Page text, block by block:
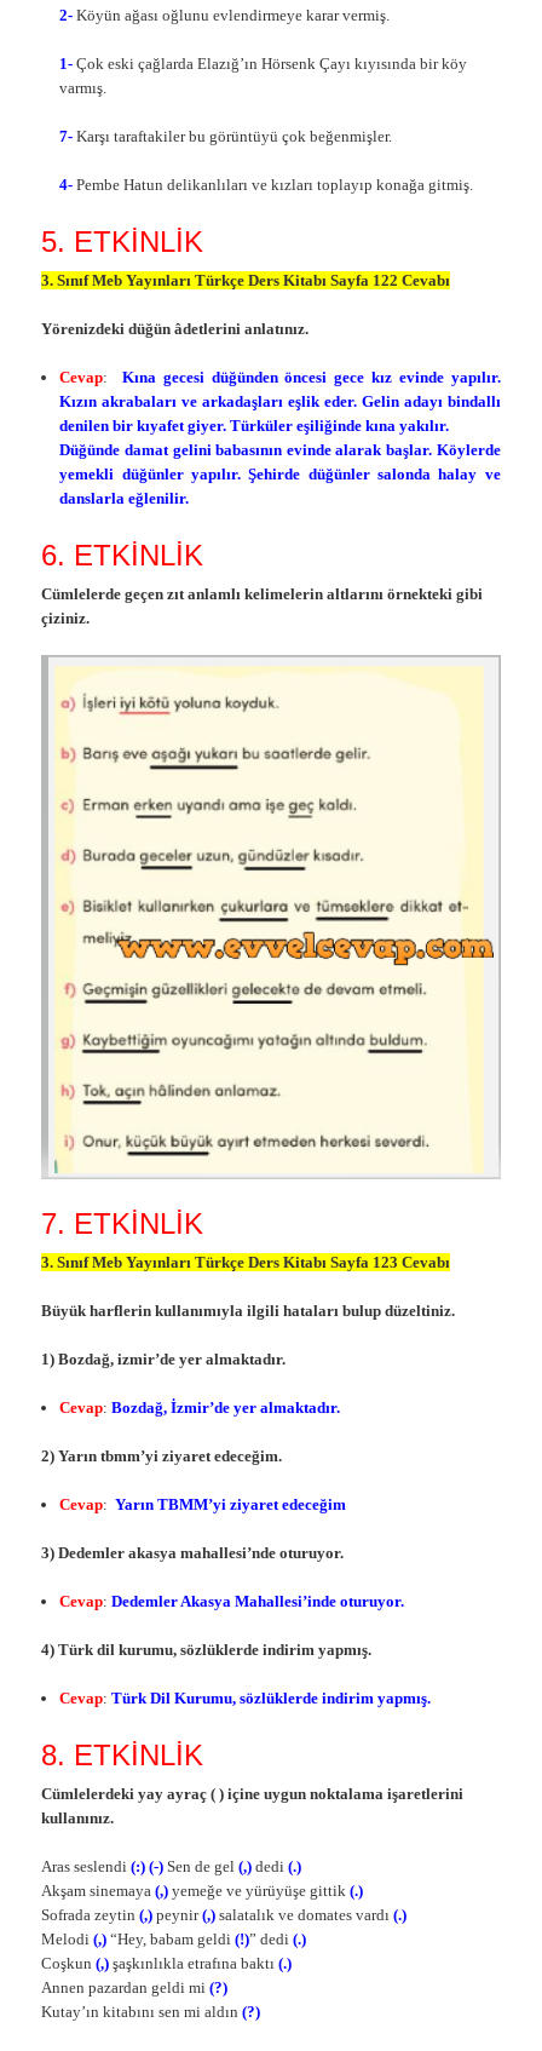
2-Köyün ağası oğlunu evlendirmeye karar vermiş.
1-Çok eski çağlarda Elazığ’ın Hörsenk Çayı kıyısında bir köy
varmış.
7- Karşı taraftakiler bu görüntüyü çok beğenmişler.
4-Pembe Hatun delikanlıları ve kızları toplayıp konağa gitmiş.
5. ETKİNLİK
3. Sınıf Meb Yayınları Türkçe Ders Kitabı Sayfa 122 Cevabı
Yörenizdeki düğün âdetlerini anlatınız.
Cevap:Kına gecesi düğünden öncesi gece kız evinde yapılır.
Kızın akrabaları ve arkadaşları eşlik eder. Gelin adayı bindallı
denilen bir kıyafet giyer. Türküler eşiliğinde kına yakılır.
Düğünde damat gelini babasının evinde alarak başlar. Köylerde
yemekli düğünler yapılır. Şehirde düğünler salonda halay ve
danslarla eğlenilir.
6. ETKİNLİK
Cümlelerde geçen zıt anlamlı kelimelerin altlarını örnekteki gibi
çiziniz.
7. ETKİNLİK
3. Sınıf Meb Yayınları Türkçe Ders Kitabı Sayfa 123 Cevabı
Büyük harflerin kullanımıyla ilgili hataları bulup düzeltiniz.
1) Bozdağ, izmir’de yer almaktadır.
Cevap:Bozdağ, İzmir’de yer almaktadır.
2) Yarın tbmm’yi ziyaret edeceğim.
Cevap:Yarın TBMM’yi ziyaret edeceğim
3) Dedemler akasya mahallesi’nde oturuyor.
Cevap: Dedemler Akasya Mahallesi’inde oturuyor.
4) Türk dil kurumu, sözlüklerde indirim yapmış.
Cevap:Türk Dil Kurumu, sözlüklerde indirim yapmış.
8. ETKİNLİK
Cümlelerdeki yay ayraç ( ) içine uygun noktalama işaretlerini
kullanınız.
Aras seslendi(:) (-) Sen de gel(,) dedi (.)
Akşam sinemaya(,) yemeğe ve yürüyüşe gittik(.)
Sofrada zeytin (,) peynir(,) salatalık ve domates vardı (.)
Melodi(,) “Hey, babam geldi(!)” dedi (.)
Coşkun(,) şaşkınlıkla etrafına baktı(.)
Annen pazardan geldi mi(?)
Kutay’ın kitabını sen mi aldın (?)